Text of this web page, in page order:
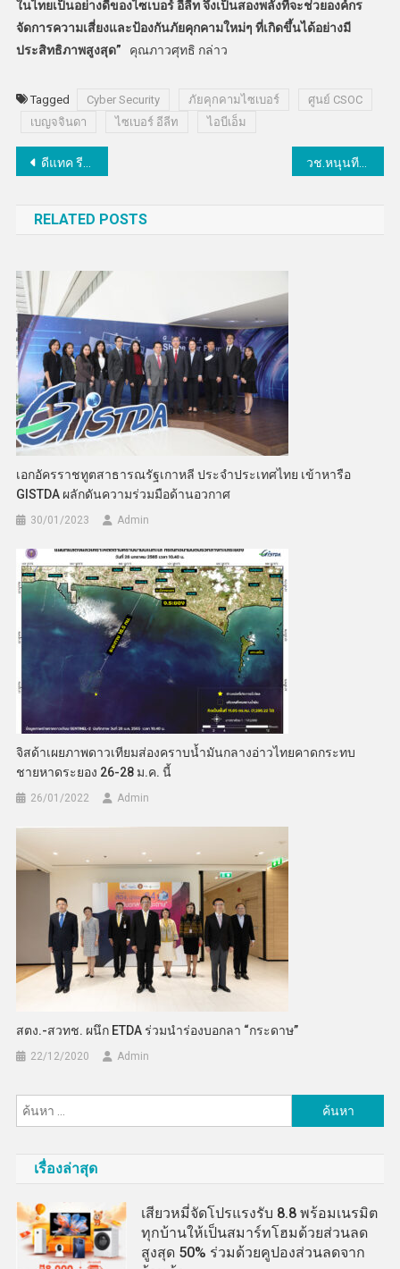
ในไทยเป็นอย่างดีของไซเบอร์ อีลีท จึงเป็นสองพลังที่จะช่วยองค์กร
จัดการความเสี่ยงและป้องกันภัยคุกคามใหม่ๆ ที่เกิดขึ้นได้อย่างมี
ประสิทธิภาพสูงสุด” คุณภาวศุทธิ กล่าว
Tagged Cyber Security ภัยคุกคามไซเบอร์
ศูนย์ CSOC
เบญจจินดา
ไซเบอร์ อีลีท ไอบีเอ็ม
แนะแนว
ดีแทค รีวอร์ดเปิดประสบการณ์ Coins Transfer ให้ลูกค้าดีแทคลูกค้าพันธมิตร 3 แบรนด์ชั้นนำสามารถนำคะแนนสะสมมาแลกกับ dtac reward coins ได้
RELATED POSTS
เอกอัครราชทูตสาธารณรัฐเกาหลี ประจำประเทศไทย เข้าหารือ
GISTDA ผลักดันความร่วมมือด้านอวกาศ
30/01/2023 Admin
จิสด้าเผยภาพดาวเทียมส่องคราบน้ำมันกลางอ่าวไทยคาดกระทบ
ชายหาดระยอง 26-28 ม.ค. นี้
26/01/2022 Admin
สตง.-สวทช. ผนึก ETDA ร่วมนำร่องบอกลา “กระดาษ”
22/12/2020 Admin
สำหรับ:
เรื่องล่าสุด
เสียวหมี่จัดโปรแรงรับ 8.8 พร้อมเนรมิต
ทุกบ้านให้เป็นสมาร์ทโฮมด้วยส่วนลด
สูงสุด 50% ร่วมด้วยคูปองส่วนลดจาก